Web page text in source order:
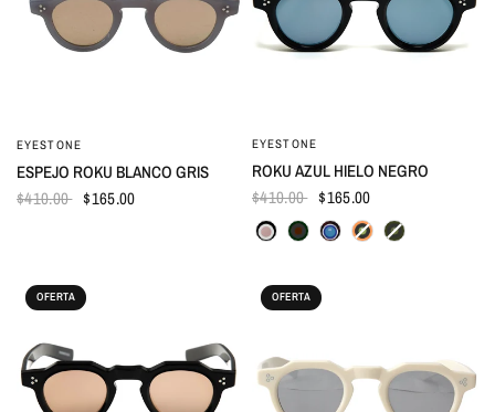
EYESTONE
ESPEJO ROKU BLANCO GRIS
$410.00 $165.00
EYESTONE
ROKU AZUL HIELO NEGRO
$410.00 $165.00
OFERTA OFERTA